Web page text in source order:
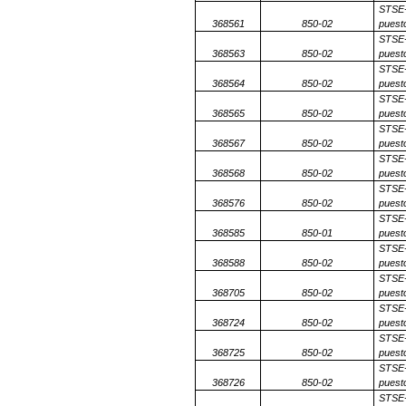
368561 850-02
368563 850-02
368564 850-02
368565 850-02
368567 850-02
368568 850-02
368576 850-02
368585 850-01
368588 850-02
368705 850-02
368724 850-02
368725 850-02
368726 850-02